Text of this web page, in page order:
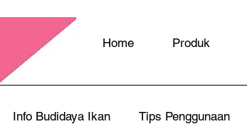
Home Produk
Info Budidaya Ikan Tips Penggunaan